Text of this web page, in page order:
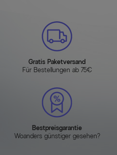
Gratis Paketversand
Für Bestellungen ab 75€
Bestpreisgarantie
Woanders günstiger gesehen?